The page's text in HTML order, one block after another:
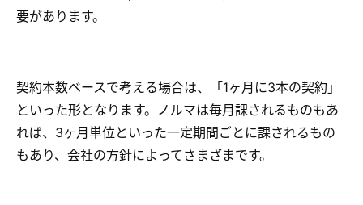
要があります。
契約本数ベースで考える場合は、「1ヶ月に3本の契約」
といった形となります。ノルマは毎月課されるものもあ
れば、3ヶ月単位といった一定期間ごとに課されるもの
もあり、会社の方針によってさまざまです。